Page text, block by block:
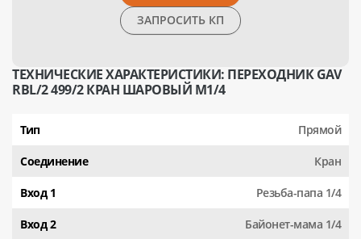
ЗАПРОСИТЬ КП
ТЕХНИЧЕСКИЕ ХАРАКТЕРИСТИКИ: ПЕРЕХОДНИК GAV
RBL/2 499/2 КРАН ШАРОВЫЙ М1/4
Тип Прямой
Соединение Кран
Вход 1 Резьба-папа 1/4
Вход 2 Байонет-мама 1/4